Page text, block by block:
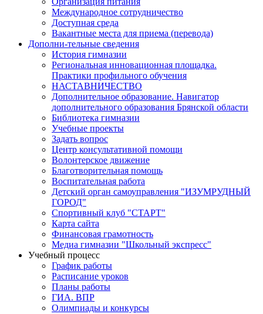
Международное сотрудничество
Доступная среда
Вакантные места для приема (перевода)
Дополни-тельные сведения
История гимназии
Региональная инновационная площадка.
Практики профильного обучения
НАСТАВНИЧЕСТВО
Дополнительное образование. Навигатор
дополнительного образования Брянской области
Библиотека гимназии
Учебные проекты
Задать вопрос
Центр консультативной помощи
Волонтерское движение
Благотворительная помощь
Воспитательная работа
Детский орган самоуправления "ИЗУМРУДНЫЙ
ГОРОД"
Спортивный клуб "СТАРТ"
Карта сайта
Финансовая грамотность
Медиа гимназии "Школьный экспресс"
Учебный процесс
График работы
Расписание уроков
Планы работы
ГИА. ВПР
Олимпиады и конкурсы